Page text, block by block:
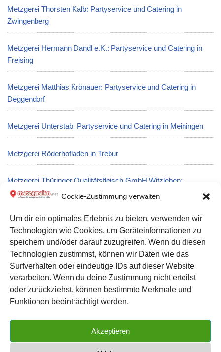
Cookie-Zustimmung verwalten
Um dir ein optimales Erlebnis zu bieten, verwenden wir
Technologien wie Cookies, um Geräteinformationen zu
speichern und/oder darauf zuzugreifen. Wenn du diesen
Technologien zustimmst, können wir Daten wie das
Surfverhalten oder eindeutige IDs auf dieser Website
verarbeiten. Wenn du deine Zustimmung nicht erteilst
oder zurückziehst, können bestimmte Merkmale und
Funktionen beeinträchtigt werden.
Akzeptieren
Metzgerei Thorsten Kalb: Partyservice und Catering in
Zwingenberg
Metzgerei Hermann Dandl e.K.: Partyservice und Catering in
Freising
Metzgerei Matthias Krönauer: Partyservice und Catering in
Deggendorf
Metzgerei Unterstab: Partyservice und Catering in Meiningen
Metzgerei Röderhofladen in Trebur
Metzgerei Thüringer Qualitätsfleisch GmbH Witzleben:
Partyservice und Catering in Bösleben-Wüllersleben
Metzgerei Ast GmbH: Partyservice und Catering in Pforzheim
Metzgerei Jürgen Maino: Partyservice und Catering in Altenglan
Kontakt zu uns